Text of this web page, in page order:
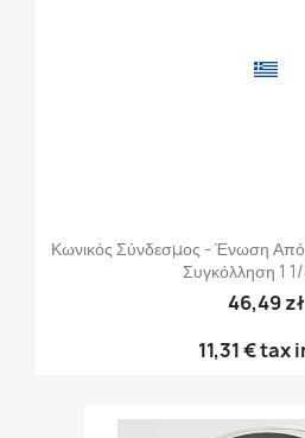
Κωνικός Σύνδεσμος - Ένωση Από
Συγκόλληση 1
46,49 zł
11,31 €tax